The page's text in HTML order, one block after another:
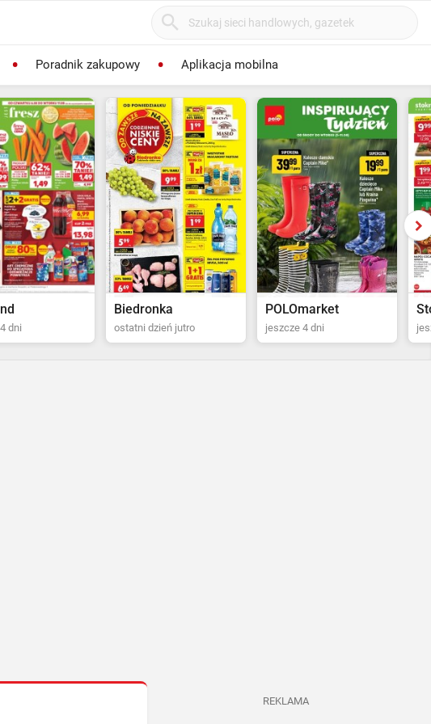
Poradnik zakupowy Aplikacja mobilna
jutro
POLOmarket
jeszcze 4 dni jeszcze 5 dni
REKLAMA